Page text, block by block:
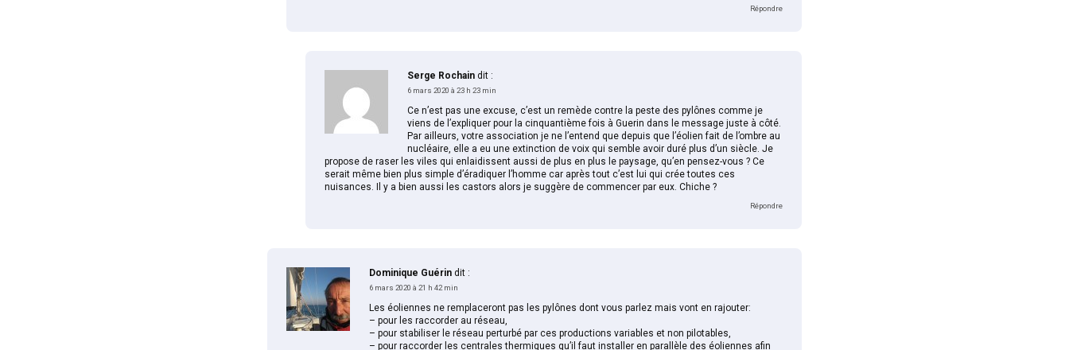
Répondre
Serge Rochain dit :
6 mars 2020 à 23 h 23 min
Ce n’est pas une excuse, c’est un remède contre la peste des pylônes comme je
viens de l’expliquer pour la cinquantième fois à Guerin dans le message juste à côté.
Par ailleurs, votre association je ne l’entend que depuis que l’éolien fait de l’ombre au
nucléaire, elle a eu une extinction de voix qui semble avoir duré plus d’un siècle. Je
propose de raser les viles qui enlaidissent aussi de plus en plus le paysage, qu’en pensez-vous ? Ce
serait même bien plus simple d’éradiquer l’homme car après tout c’est lui qui crée toutes ces
nuisances. Il y a bien aussi les castors alors je suggère de commencer par eux. Chiche ?
Répondre
Dominique Guérin dit :
6 mars 2020 à 21 h 42 min
Les éoliennes ne remplaceront pas les pylônes dont vous parlez mais vont en rajouter:
– pour les raccorder au réseau,
– pour stabiliser le réseau perturbé par ces productions variables et non pilotables,
– pour raccorder les centrales thermiques qu’il faut installer en parallèle des éoliennes afin